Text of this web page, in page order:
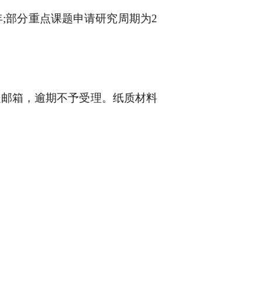
分重点课题申请研究周期为2
箱，逾期不予受理。纸质材料